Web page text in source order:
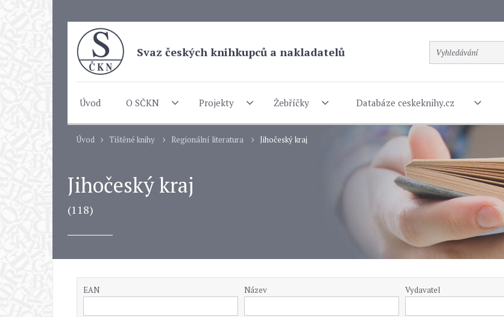
Svaz českých knihkupců a nakladatelů
Úvod O SČKN Projekty Žebříčky Databáze ceskeknihy.cz
Úvod Tištěné knihy Regionální literatura Jihočeský kraj
Jihočeský kraj
(118)
EAN Název Vydavatel